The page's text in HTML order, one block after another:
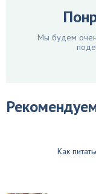
Мы будем
Как